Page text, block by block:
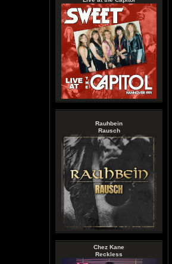
Rauhbein
Rausch
Chez Kane
Reckless